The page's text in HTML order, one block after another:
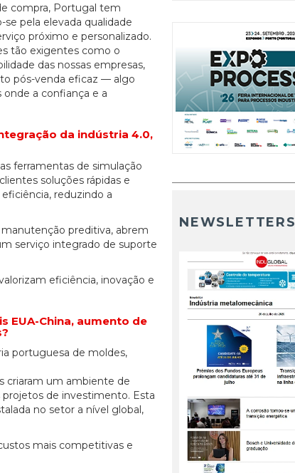
compra, Portugal tem
pela elevada qualidade
próximo e personalizado.
tão exigentes como o
das nossas empresas,
pós-venda eficaz — algo
a confiança e a
da indústria 4.0,
ferramentas de simulação
soluções rápidas e
reduzindo a
preditiva, abrem
serviço integrado de suporte
eficiência, inovação e
EUA-China, aumento de
portuguesa de moldes,
criaram um ambiente de
de investimento. Esta
no setor a nível global,
mais competitivas e
NEWSLETTERS